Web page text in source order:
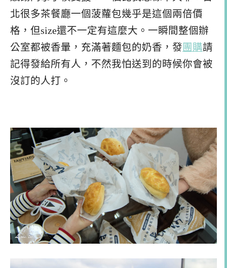
北很多茶餐廳一個菠蘿包幾乎是這個兩倍價
格，但size還不一定有這麼大。一瞬間整個辦
公室都被香暈，充滿著麵包的奶香，發 團購請
記得發給所有人，不然我怕送到的時候你會被
沒訂的人打。